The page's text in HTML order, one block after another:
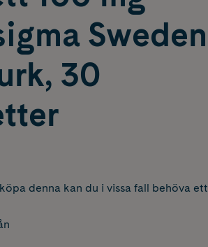
Sweden
30
denna kan du i vissa fall behöva ett